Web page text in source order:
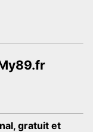
gratuit et